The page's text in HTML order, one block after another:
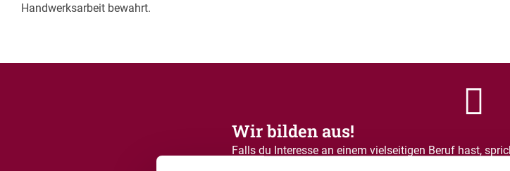
Handwerksarbeit bewahrt.
Wir bilden aus!
Falls du Interesse an einem vielseitigen Beruf hast,